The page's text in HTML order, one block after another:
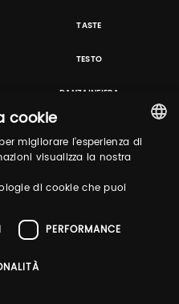
TASTE
TESTO
DANZAINFIERA
ITALIAN
cookie
migliorare l'esperienza di
visualizza la nostra
di cookie che puoi
PERFORMANCE